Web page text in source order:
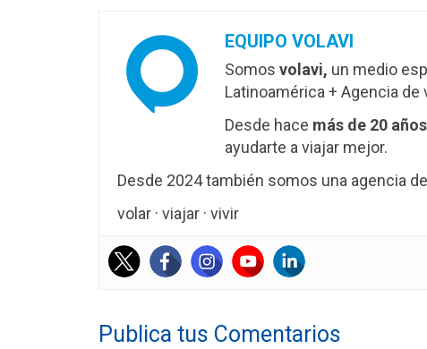
EQUIPO VOLAVI
Somos volavi, un medio
Latinoamérica + Agencia de
Desde hace más de 20 años
ayudarte a viajar mejor.
Desde 2024 también somos una agencia
volar · viajar · vivir
Publica tus Comentarios